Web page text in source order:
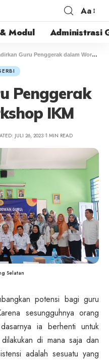
Aa
Modul Administrasi
Guru Penggerak dalam Workshop IKM
Penggerak
IKM
JULI 26, 2023 1 MIN READ
Selatan
potensi bagi guru
sesungguhnya orang
ia berhenti untuk
di mana saja dan
adalah sesuatu yang